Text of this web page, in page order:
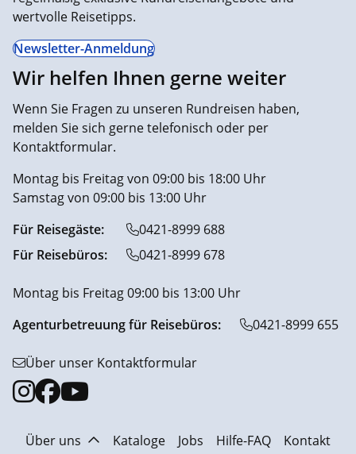
wertvolle Reisetipps.
Newsletter-Anmeldung
Wir helfen Ihnen gerne weiter
Wenn Sie Fragen zu unseren Rundreisen haben,
melden Sie sich gerne telefonisch oder per
Kontaktformular.
Montag bis Freitag von 09:00 bis 18:00 Uhr
Samstag von 09:00 bis 13:00 Uhr
Für Reisegäste:
0421-8999 688
Für Reisebüros:
0421-8999 678
Montag bis Freitag 09:00 bis 13:00 Uhr
Agenturbetreuung für Reisebüros:
0421-8999 655
Über unser Kontaktformular
Über uns Kataloge Jobs Hilfe-FAQ Kontakt